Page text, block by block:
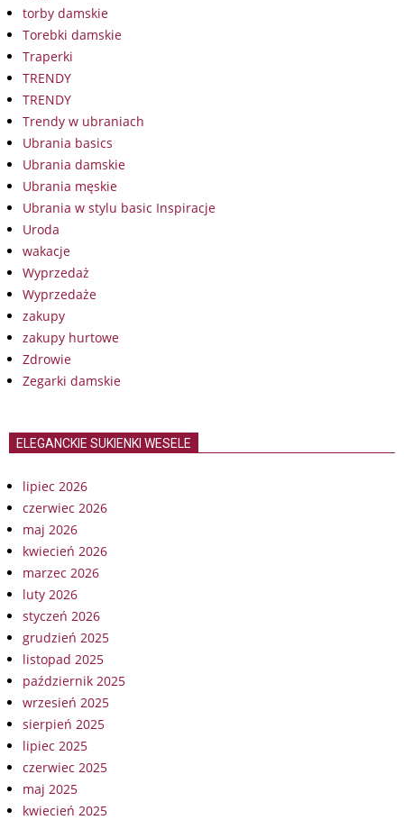
torby damskie
Torebki damskie
Traperki
TRENDY
TRENDY
Trendy w ubraniach
Ubrania basics
Ubrania damskie
Ubrania męskie
Ubrania w stylu basic Inspiracje
Uroda
wakacje
Wyprzedaż
Wyprzedaże
zakupy
zakupy hurtowe
Zdrowie
Zegarki damskie
ELEGANCKIE SUKIENKI WESELE
lipiec 2026
czerwiec 2026
maj 2026
kwiecień 2026
marzec 2026
luty 2026
styczeń 2026
grudzień 2025
listopad 2025
październik 2025
wrzesień 2025
sierpień 2025
lipiec 2025
czerwiec 2025
maj 2025
kwiecień 2025